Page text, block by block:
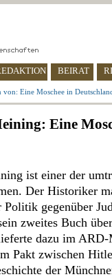
BEIRAT
von: Eine Moschee in
Eine
ist einer der
Der Historiker
Politik gegenüber
zweites Buch
dazu im
Pakt zwischen
der